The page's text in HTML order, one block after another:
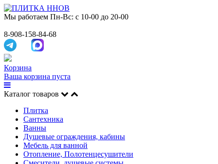
Мы работаем Пн-Вс: с 10-00 до 20-00
8-908-158-84-68
Корзина
Ваша корзина пуста
Каталог товаров
Плитка
Сантехника
Ванны
Душевые ограждения, кабины
Мебель для ванной
Отопление, Полотенцесушители